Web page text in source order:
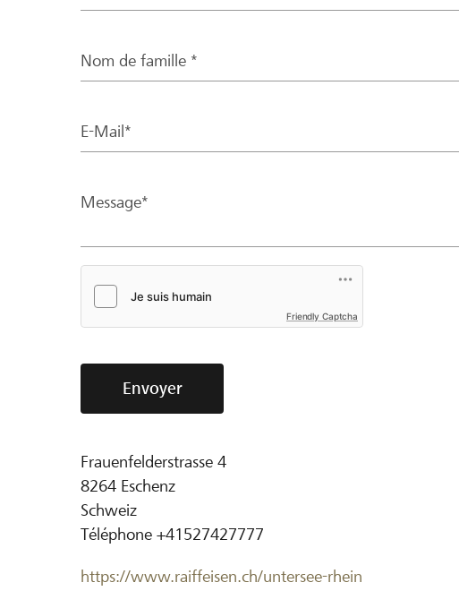
Nom de famille *
E-Mail*
Message*
Friendly Captcha
Envoyer
Frauenfelderstrasse 4
8264 Eschenz
Schweiz
Téléphone +41527427777
https://www.raiffeisen.ch/untersee-rhein